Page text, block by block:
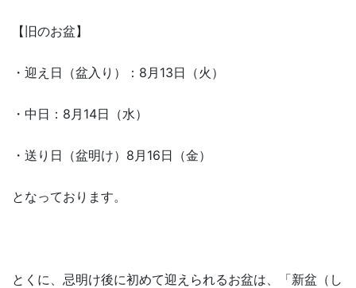
【旧のお盆】
・迎え日（盆入り）：8月13日（火）
・中日：8月14日（水）
・送り日（盆明け）8月16日（金）
となっております。
とくに、忌明け後に初めて迎えられるお盆は、「新盆（し